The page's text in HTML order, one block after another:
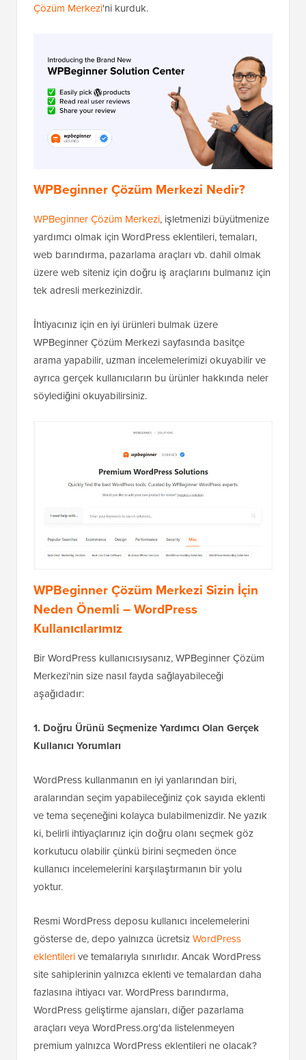
Çözüm Merkezi'ni kurduk.
WPBeginner Çözüm Merkezi Nedir?
WPBeginner Çözüm Merkezi, işletmenizi büyütmenize
yardımcı olmak için WordPress eklentileri, temaları,
web barındırma, pazarlama araçları vb. dahil olmak
üzere web siteniz için doğru iş araçlarını bulmanız için
tek adresli merkezinizdir.
İhtiyacınız için en iyi ürünleri bulmak üzere
WPBeginner Çözüm Merkezi sayfasında basitçe
arama yapabilir, uzman incelemelerimizi okuyabilir ve
ayrıca gerçek kullanıcıların bu ürünler hakkında neler
söylediğini okuyabilirsiniz.
WPBeginner Çözüm Merkezi Sizin İçin
Neden Önemli – WordPress
Kullanıcılarımız
Bir WordPress kullanıcısıysanız, WPBeginner Çözüm
Merkezi'nin size nasıl fayda sağlayabileceği
aşağıdadır:
1. Doğru Ürünü Seçmenize Yardımcı Olan Gerçek
Kullanıcı Yorumları
WordPress kullanmanın en iyi yanlarından biri,
aralarından seçim yapabileceğiniz çok sayıda eklenti
ve tema seçeneğini kolayca bulabilmenizdir. Ne yazık
ki, belirli ihtiyaçlarınız için doğru olanı seçmek göz
korkutucu olabilir çünkü birini seçmeden önce
kullanıcı incelemelerini karşılaştırmanın bir yolu
yoktur.
Resmi WordPress deposu kullanıcı incelemelerini
gösterse de, depo yalnızca ücretsizWordPress
eklentilerive temalarıyla sınırlıdır. Ancak WordPress
site sahiplerinin yalnızca eklenti ve temalardan daha
fazlasına ihtiyacı var. WordPress barındırma,
WordPress geliştirme ajansları, diğer pazarlama
araçları veya WordPress.org'da listelenmeyen
premium yalnızca WordPress eklentileri ne olacak?